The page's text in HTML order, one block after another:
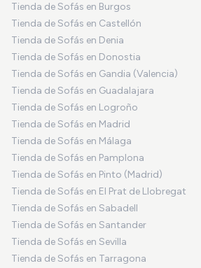
Tienda de Sofás en Burgos
Tienda de Sofás en Castellón
Tienda de Sofás en Denia
Tienda de Sofás en Donostia
Tienda de Sofás en Gandia (Valencia)
Tienda de Sofás en Guadalajara
Tienda de Sofás en Logroño
Tienda de Sofás en Madrid
Tienda de Sofás en Málaga
Tienda de Sofás en Pamplona
Tienda de Sofás en Pinto (Madrid)
Tienda de Sofás en El Prat de Llobregat
Tienda de Sofás en Sabadell
Tienda de Sofás en Santander
Tienda de Sofás en Sevilla
Tienda de Sofás en Tarragona